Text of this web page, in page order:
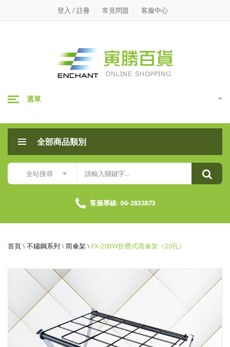
勝
FX-
20BW
折
疊
式
雨
架
（20
孔）
登入 / 註冊 常見問題 客服中心
選單
全部商品類別
全站搜尋
客服專線: 06-2832873
首頁\不鏽鋼系列 \雨傘架\FX-20BW折疊式雨傘架（20孔）